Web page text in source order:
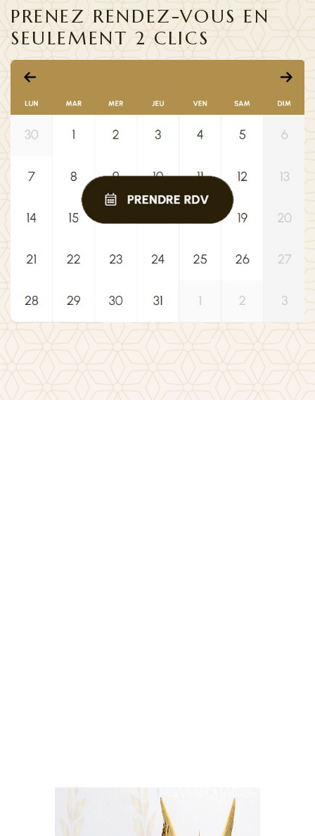
PRENEZ RENDEZ-VOUS EN
SEULEMENT 2 CLICS